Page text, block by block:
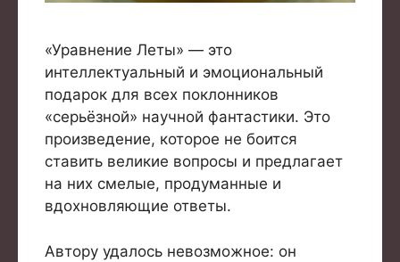
«Уравнение Леты» — это
интеллектуальный и эмоциональный
подарок для всех поклонников
«серьёзной» научной фантастики. Это
произведение, которое не боится
ставить великие вопросы и предлагает
на них смелые, продуманные и
вдохновляющие ответы.
Автору удалось невозможное: он